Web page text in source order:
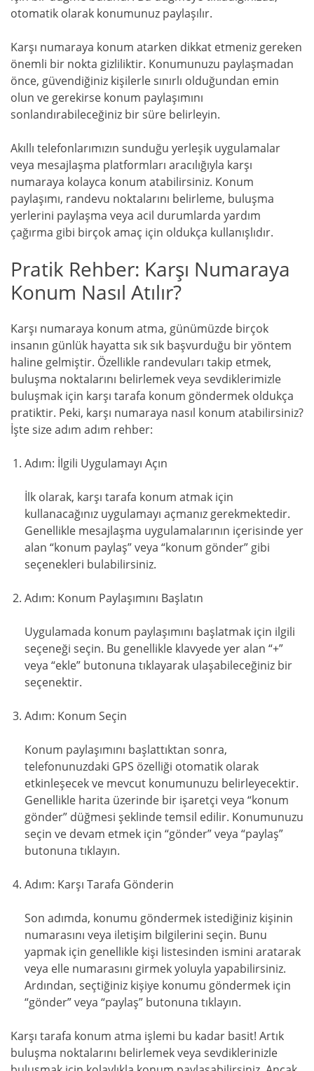
otomatik olarak konumunuz paylaşılır.
Karşı numaraya konum atarken dikkat etmeniz gereken
önemli bir nokta gizliliktir. Konumunuzu paylaşmadan
önce, güvendiğiniz kişilerle sınırlı olduğundan emin
olun ve gerekirse konum paylaşımını
sonlandırabileceğiniz bir süre belirleyin.
Akıllı telefonlarımızın sunduğu yerleşik uygulamalar
veya mesajlaşma platformları aracılığıyla karşı
numaraya kolayca konum atabilirsiniz. Konum
paylaşımı, randevu noktalarını belirleme, buluşma
yerlerini paylaşma veya acil durumlarda yardım
çağırma gibi birçok amaç için oldukça kullanışlıdır.
Pratik Rehber: Karşı Numaraya
Konum Nasıl Atılır?
Karşı numaraya konum atma, günümüzde birçok
insanın günlük hayatta sık sık başvurduğu bir yöntem
haline gelmiştir. Özellikle randevuları takip etmek,
buluşma noktalarını belirlemek veya sevdiklerimizle
buluşmak için karşı tarafa konum göndermek oldukça
pratiktir. Peki, karşı numaraya nasıl konum atabilirsiniz?
İşte size adım adım rehber:
Adım: İlgili Uygulamayı Açın
İlk olarak, karşı tarafa konum atmak için
kullanacağınız uygulamayı açmanız gerekmektedir.
Genellikle mesajlaşma uygulamalarının içerisinde yer
alan “konum paylaş” veya “konum gönder” gibi
seçenekleri bulabilirsiniz.
Adım: Konum Paylaşımını Başlatın
Uygulamada konum paylaşımını başlatmak için ilgili
seçeneği seçin. Bu genellikle klavyede yer alan “+”
veya “ekle” butonuna tıklayarak ulaşabileceğiniz bir
seçenektir.
Adım: Konum Seçin
Konum paylaşımını başlattıktan sonra,
telefonunuzdaki GPS özelliği otomatik olarak
etkinleşecek ve mevcut konumunuzu belirleyecektir.
Genellikle harita üzerinde bir işaretçi veya “konum
gönder” düğmesi şeklinde temsil edilir. Konumunuzu
seçin ve devam etmek için “gönder” veya “paylaş”
butonuna tıklayın.
Adım: Karşı Tarafa Gönderin
Son adımda, konumu göndermek istediğiniz kişinin
numarasını veya iletişim bilgilerini seçin. Bunu
yapmak için genellikle kişi listesinden ismini aratarak
veya elle numarasını girmek yoluyla yapabilirsiniz.
Ardından, seçtiğiniz kişiye konumu göndermek için
“gönder” veya “paylaş” butonuna tıklayın.
Karşı tarafa konum atma işlemi bu kadar basit! Artık
buluşma noktalarını belirlemek veya sevdiklerinizle